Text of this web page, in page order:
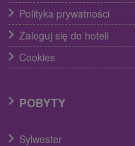
Polityka prywatności
Zaloguj się do hoteli
Cookies
POBYTY
Sylwester